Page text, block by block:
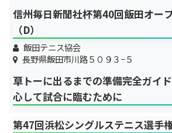
信州毎日新聞社杯第40回飯田オー
（D）
飯田テニス協会
長野県飯田市川路５０９３−５
草トーに出るまでの準備完全ガイ
心して試合に臨むために
第47回浜松シングルステニス選手